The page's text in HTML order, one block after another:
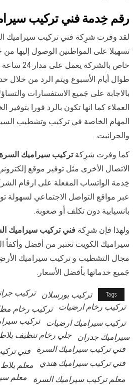
رقم خِدمة فني تركيب
لقد وفرت شرِكة فني تركيب سيراميك
تسهيلا على المواطنين الوصول إليها
خاص
طوال أيام الأسبوع ويتم الرد من خلال
بالاجابة على جَميع الاستفسارات
العملاء كما انها تكون بالرد فورا بتوفير
المهام الخاصة في تركيب وتشطيب
والجرانيت.
كما وفرت شرِكةتركيب سيراميك السرة
الاتصال الأخرى مثل توفير موقع
خِدمة الواتساب المفعلة على ارقام
عبر مواقع التواصل الاجتماعي لسهولة
بانسيابية دون تكلف أو صعوبة.
ولهذا فإن شرِكة فني تركيب سيراميك
سيراميك الكويت تعتبر من أفضل وأكفأ
مجال التشطيب و تركيب سيراميك
جَميع خدماتها بأفضل الأسعار.
Tags تركيب بورسلان تركيب
تركيب رخام ارضيات
تركيب رخام
تركيب سيراميك ارضيات
تركيب
سيراميك جدران
جلي رخام تنظيف
فني تركيب سيراميك السرة
فني
فني تركيب سيراميك هندي
معلم بلاط
معلم تركيب سيراميك السرة
معلم